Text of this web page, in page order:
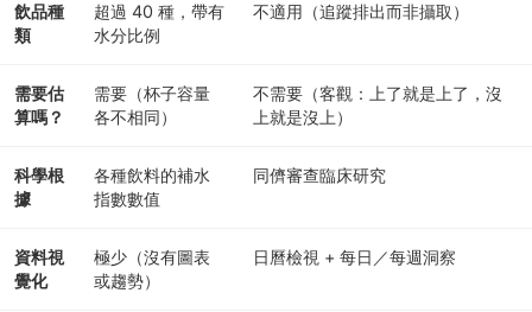
飲品種
類
超過 40 種，帶有
水分比例
不適用（追蹤排出而非攝取）
需要估
算嗎？
需要（杯子容量
各不相同）
不需要（客觀：上了就是上了，沒
上就是沒上）
科學根
據
各種飲料的補水
指數數值
同儕審查臨床研究
資料視
覺化
極少（沒有圖表
或趨勢）
日曆檢視 + 每日／每週洞察